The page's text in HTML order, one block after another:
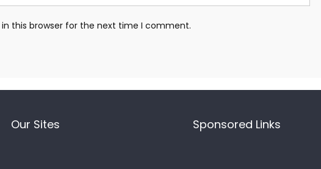
this browser for the next time I comment.
Our Sites Sponsored Links